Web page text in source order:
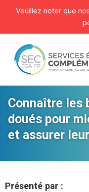
Veuillez noter que
contenu
Connaître les
doués pour
et assurer
Présenté par :